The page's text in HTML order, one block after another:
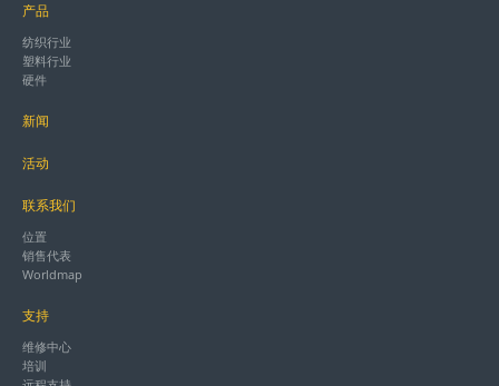
产品
纺织行业
塑料行业
硬件
新闻
活动
联系我们
位置
销售代表
Worldmap
支持
维修中心
培训